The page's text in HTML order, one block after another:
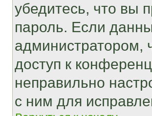
убедитесь, что вы
пароль. Если
администратором,
доступ к
неправильно
с ним для